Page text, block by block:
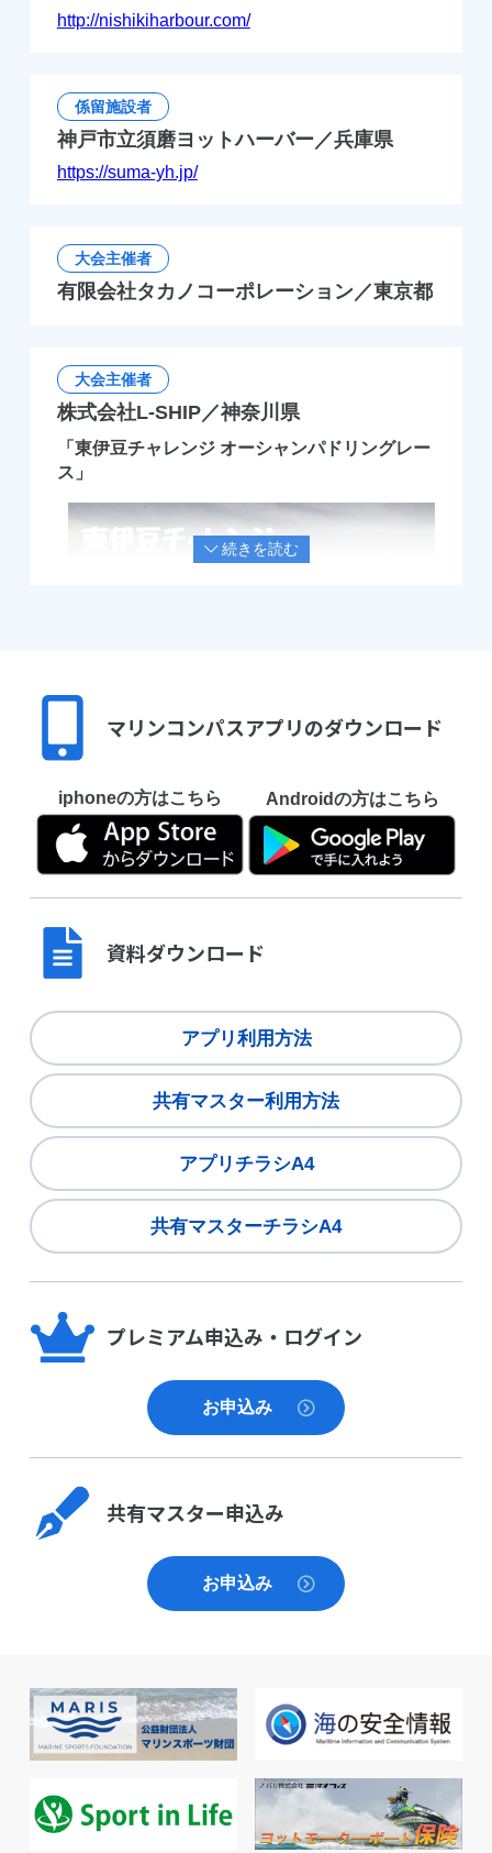
http://nishikiharbour.com/
係留施設者
神戸市立須磨ヨットハーバー／兵庫県
https://suma-yh.jp/
大会主催者
有限会社タカノコーポレーション／東京都
大会主催者
株式会社L-SHIP／神奈川県
「東伊豆チャレンジ オーシャンパドリングレー
ス」
弊社は日本ではまだ知名度が低いオーシャン
いる器材の輸入販売を手がけています。
オーシャンパドリングは「海上でのカヤック
マラソン」という性質のスポーツであり世界
で普及させるために「東伊豆チャレンジ」を
立ち上げました。
を行ない熟知している伊豆半島東沿岸で、ワ
ンウェイ（片道）コースを設定しています。
オーシャンパドリングは海上を広く自由なコ
体制を整えることに課題がありました。
パスの存在を知り、開催レースではマリンコ
ンパス共有マスター機能を利用することにな
りました。
選手は風やうねり、潮流を読んでそれぞれ大
海原でゴールに向けてコース取りをします。
時には陸から３ｋｍ離れた位置を通過する選
手もいます。
海上広く散って漕ぎ進む全選手の現在地をタ
ブレット画面でリアルタイムに把握できるた
め、警備艇のＩＲＢ（救助用ゴムボート）と
事例として、マップ画面で位置情報の移動速
度や進行方向に異常があると判断した時、Ｉ
ころ、その選手は器材と体調のトラブルを発
生していたことが分かり、リタイアで警備母
マリンコンパスアプリのダウンロード
iphoneの方はこちら Androidの方はこちら
資料ダウンロード
アプリ利用方法
共有マスター利用方法
アプリチラシA4
共有マスターチラシA4
プレミアム申込み・ログイン
お申込み
共有マスター申込み
お申込み